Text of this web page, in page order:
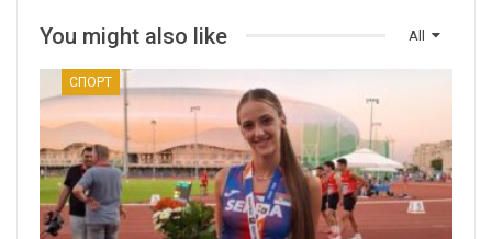
All
You might also like
СПОРТ